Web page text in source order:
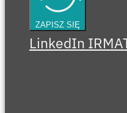
ZAPISZ SIĘ
LinkedIn